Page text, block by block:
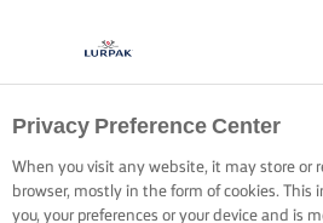
Privacy Preference Center
When you visit any website, it may store or
browser, mostly in the form of cookies.
you, your preferences or your device and is